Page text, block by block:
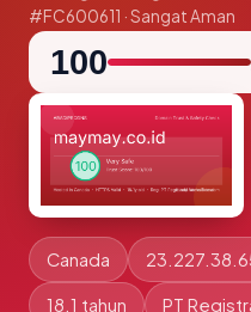
#FC600611 · Sangat Aman
100
Canada
18.1 tahun PT